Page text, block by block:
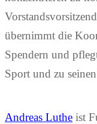
übernimmt die
Spendern und
Sport und zu
Andreas Luthe ist